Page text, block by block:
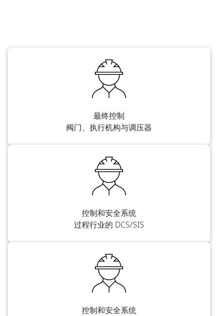
最终控制
阀门、执行机构与调压器
控制和安全系统
过程行业的 DCS/SIS
控制和安全系统